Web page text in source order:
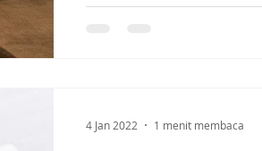
4 Jan 2022 1 menit membaca